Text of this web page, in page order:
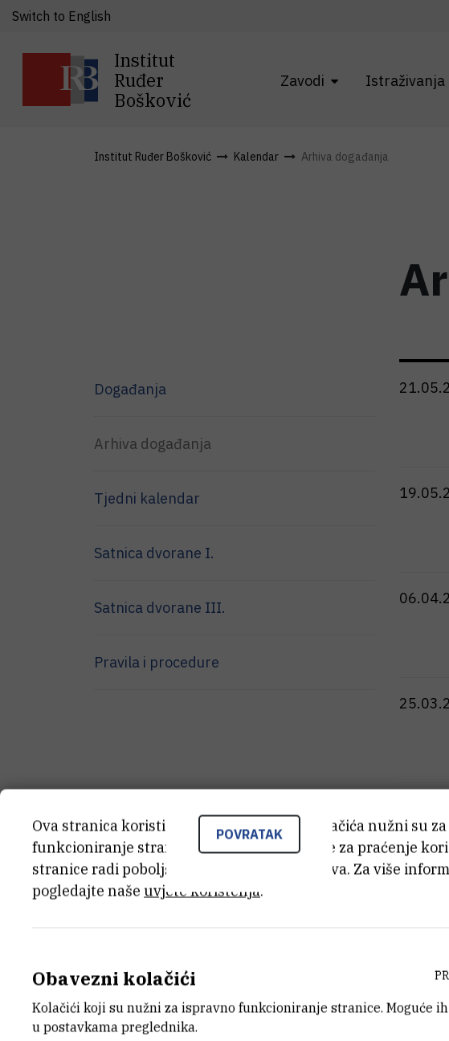
Institut
Ruđer
Bošković
Zavodi Istraživanja
Switch to English
Institut Ruđer Bošković Kalendar Arhiva događanja
Događanja
Arhiva događanja
Tjedni kalendar
Satnica dvorane I.
Satnica dvorane III.
Pravila i procedure
POVRATAK
Ova stranica koristi kolačiće. Neki od tih kolačića nužni su
funkcioniranje stranice, dok se drugi koriste za praćenje
stranice radi poboljšanja korisničkog iskustva. Za više
pogledajte naše uvjete korištenja.
Obavezni kolačići
Kolačići koji su nužni za ispravno funkcioniranje stranice. Moguće
u postavkama preglednika.